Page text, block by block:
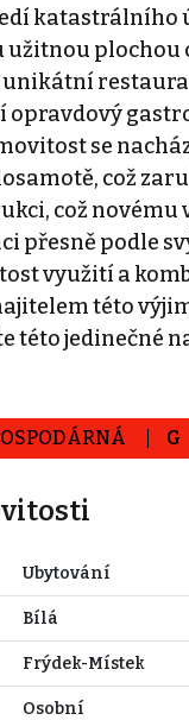
katastrálního
plochou
opravdový
se
což
což
přesně podle
využití a
této
této jedinečné
G
Ubytování
Bílá
Frýdek-Místek
Osobní